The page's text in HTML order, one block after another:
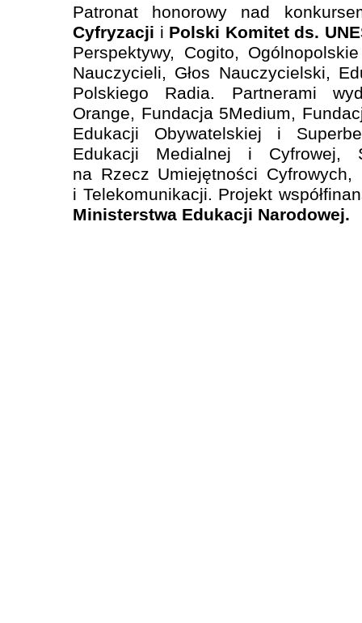
Patronat honorowy nad
Cyfryzacji i Polski Komitet ds.
Perspektywy, Cogito,
Nauczycieli, Głos Nauczycielski,
Polskiego Radia. Partnerami
Orange, Fundacja 5Medium,
Edukacji Obywatelskiej i
Edukacji Medialnej i Cyfrowej,
na Rzecz Umiejętności
i Telekomunikacji. Projekt
Ministerstwa Edukacji Narodowej.